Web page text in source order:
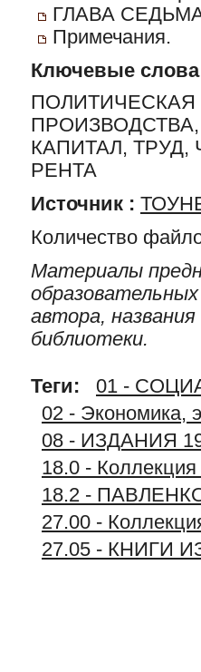
ГЛАВА
Примечания.
Ключевые слова
КАПИТАЛ,
РЕНТА
Источник :
Количество
Материалы
автора,
библиотеки.
Теги:
01 -
02 - Экономика,
08 - ИЗДАНИЯ
18.0 -
18.2 -
27.00 -
27.05 - КНИГИ